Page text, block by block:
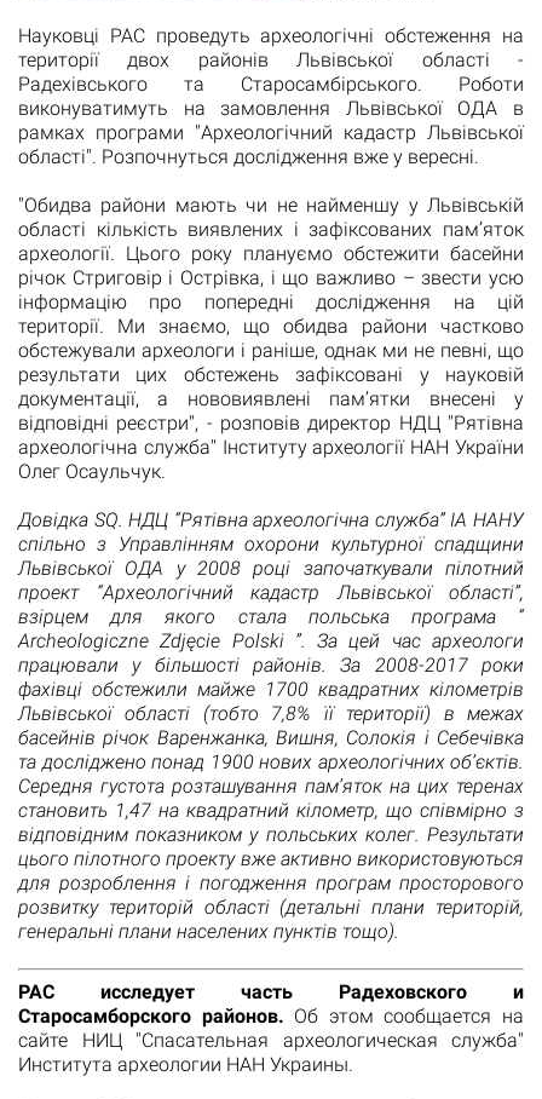
Науковці РАС проведуть археологічні обстеження на
території двох районів Львівської області -
Радехівського та Старосамбірського. Роботи
виконуватимуть на замовлення Львівської ОДА в
рамках програми "Археологічний кадастр Львівської
області". Розпочнуться дослідження вже у вересні.
"Обидва райони мають чи не найменшу у Львівській
області кількість виявлених і зафіксованих пам’яток
археології. Цього року плануємо обстежити басейни
річок Стриговір і Острівка, і що важливо – звести усю
інформацію про попередні дослідження на цій
території. Ми знаємо, що обидва райони частково
обстежували археологи і раніше, однак ми не певні, що
результати цих обстежень зафіксовані у науковій
документації, а нововиявлені пам’ятки внесені у
відповідні реєстри", - розповів директор НДЦ "Рятівна
археологічна служба" Інституту археології НАН України
Олег Осаульчук.
Довідка SQ. НДЦ “Рятівна археологічна служба” ІА НАНУ
спільно з Управлінням охорони культурної спадщини
Львівської ОДА у 2008 році започаткували пілотний
проект “Археологічний кадастр Львівської області”,
взірцем для якого стала польська програма “
Archeologiczne Zdjęcie Polski ”. За цей час археологи
працювали у більшості районів. За 2008-2017 роки
фахівці обстежили майже 1700 квадратних кілометрів
Львівської області (тобто 7,8% її території) в межах
басейнів річок Варенжанка, Вишня, Солокія і Себечівка
та досліджено понад 1900 нових археологічних об’єктів.
Середня густота розташування пам’яток на цих теренах
становить 1,47 на квадратний кілометр, що співмірно з
відповідним показником у польських колег. Результати
цього пілотного проекту вже активно використовуються
для розроблення і погодження програм просторового
розвитку територій області (детальні плани територій,
генеральні плани населених пунктів тощо).
РАС исследует часть Радеховского и
Старосамборского районов. Об этом сообщается на
сайте НИЦ "Спасательная археологическая служба"
Института археологии НАН Украины.